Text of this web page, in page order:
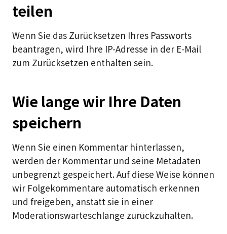
teilen
Wenn Sie das Zurücksetzen Ihres Passworts
beantragen, wird Ihre IP-Adresse in der E-Mail
zum Zurücksetzen enthalten sein.
Wie lange wir Ihre Daten
speichern
Wenn Sie einen Kommentar hinterlassen,
werden der Kommentar und seine Metadaten
unbegrenzt gespeichert. Auf diese Weise können
wir Folgekommentare automatisch erkennen
und freigeben, anstatt sie in einer
Moderationswarteschlange zurückzuhalten.